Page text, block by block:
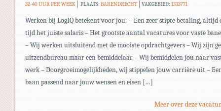
32-40 UUR PER WEEK PLAATS: BARENDRECHT VAKGEBIED:1333771
Werken bij LogIQ betekent voor jou: – Een zeer stipte betaling, altijd
tijd het juiste salaris – Het grootste aantal vacatures voor vaste
– Wij werken uitsluitend met de mooiste opdrachtgevers – Wij zijn
uitzendbureau maar een bemiddelaar – Wij bemiddelen jou naar
werk – Doorgroeimogelijkheden, wij stippelen jouw carrière uit –
baan passend naar jouw wensen en eisen […]
Meer over deze